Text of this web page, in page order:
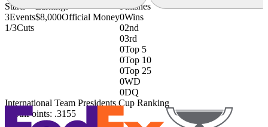
Starts
3Events
1/3Cuts
Earnings
$8,000Official Money
Finishes
0Wins
02nd
03rd
0Top 5
0Top 10
0Top 25
0WD
0DQ
International Team Presidents Cup Ranking
100thPoints: .3155